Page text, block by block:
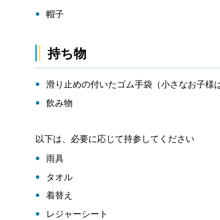
帽子
持ち物
滑り止めの付いたゴム手袋（小さなお子様
飲み物
以下は、必要に応じて持参してください
雨具
タオル
着替え
レジャーシート